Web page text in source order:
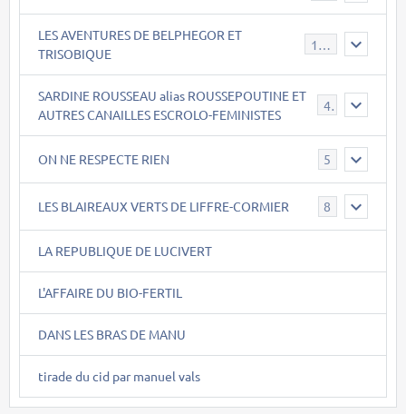
LES AVENTURES DE BELPHEGOR ET
TRISOBIQUE
147
SARDINE ROUSSEAU alias ROUSSEPOUTINE ET
AUTRES CANAILLES ESCROLO-FEMINISTES
40
ON NE RESPECTE RIEN 5
LES BLAIREAUX VERTS DE LIFFRE-CORMIER 8
LA REPUBLIQUE DE LUCIVERT
L'AFFAIRE DU BIO-FERTIL
DANS LES BRAS DE MANU
tirade du cid par manuel vals